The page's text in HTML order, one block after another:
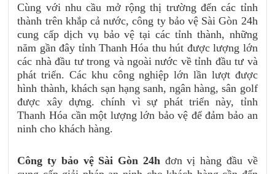
Cùng với nhu cầu mở rộng thị trường đến các tỉnh
thành trên khắp cả nước, công ty bảo vệ Sài Gòn 24h
cung cấp dịch vụ bảo vệ tại các tỉnh thành, những
năm gần đây tỉnh Thanh Hóa thu hút được lượng lớn
các nhà đầu tư trong và ngoài nước về tỉnh đầu tư và
phát triển. Các khu công nghiệp lớn lần lượt được
hình thành, khách sạn hạng sanh, ngân hàng, sân golf
được xây dựng. chính vì sự phát triển này, tỉnh
Thanh Hóa cần một lượng lớn bảo vệ để đảm bảo an
ninh cho khách hàng.
Công ty bảo vệ Sài Gòn 24h đơn vị hàng đầu về